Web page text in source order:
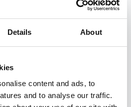
Details About
content and ads, to
and to analyse our traffic.
des liens vers des pages externes
lesquels l’APB n’a aucune
de l’existence éventuelle
nuisibles, introduits dans ses
ni des conséquences néfastes